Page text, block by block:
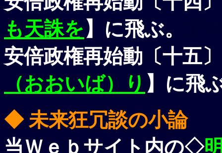
も天誅を 】に飛ぶ。
安倍政権再始動〔十五
（おおいば）り 】に飛
◆ 未来狂冗談の小論
当Ｗｅｂサイト内の◇